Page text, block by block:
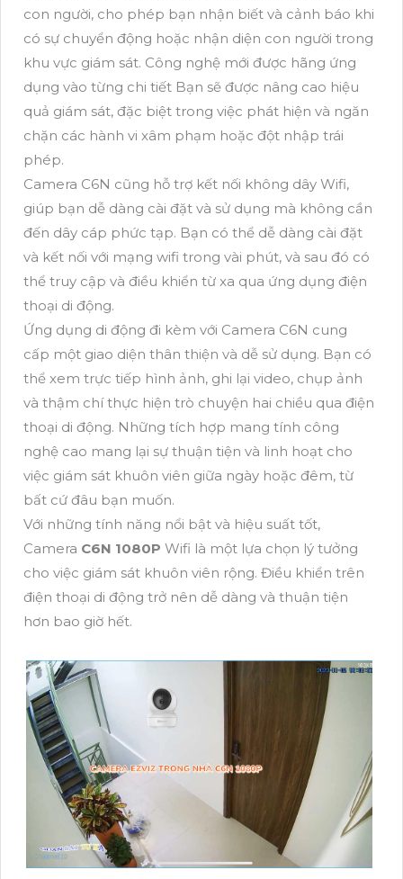
con người, cho phép bạn nhận biết và cảnh báo khi
có sự chuyển động hoặc nhận diện con người trong
khu vực giám sát. Công nghệ mới được hãng ứng
dụng vào từng chi tiết Bạn sẽ được nâng cao hiệu
quả giám sát, đặc biệt trong việc phát hiện và ngăn
chặn các hành vi xâm phạm hoặc đột nhập trái
phép.
Camera C6N cũng hỗ trợ kết nối không dây Wifi,
giúp bạn dễ dàng cài đặt và sử dụng mà không cần
đến dây cáp phức tạp. Bạn có thể dễ dàng cài đặt
và kết nối với mạng wifi trong vài phút, và sau đó có
thể truy cập và điều khiển từ xa qua ứng dụng điện
thoại di động.
Ứng dụng di động đi kèm với Camera C6N cung
cấp một giao diện thân thiện và dễ sử dụng. Bạn có
thể xem trực tiếp hình ảnh, ghi lại video, chụp ảnh
và thậm chí thực hiện trò chuyện hai chiều qua điện
thoại di động. Những tích hợp mang tính công
nghệ cao mang lại sự thuận tiện và linh hoạt cho
việc giám sát khuôn viên giữa ngày hoặc đêm, từ
bất cứ đâu bạn muốn.
Với những tính năng nổi bật và hiệu suất tốt,
Camera C6N 1080P Wifi là một lựa chọn lý tưởng
cho việc giám sát khuôn viên rộng. Điều khiển trên
điện thoại di động trở nên dễ dàng và thuận tiện
hơn bao giờ hết.